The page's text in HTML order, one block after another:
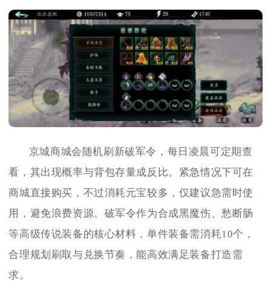
京城商城会随机刷新破军令，每日凌晨可定期查
看，其出现概率与背包存量成反比。紧急情况下可在
商城直接购买，不过消耗元宝较多，仅建议急需时使
用，避免浪费资源。破军令作为合成黑魔伤、愁断肠
等高级传说装备的核心材料，单件装备需消耗10个，
合理规划刷取与兑换节奏，能高效满足装备打造需
求。